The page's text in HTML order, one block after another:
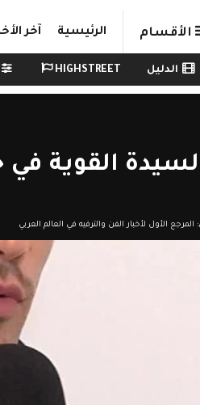
الأقسام الرئيسية آخر
Watch menu
الدليل HIGHSTREET
القوية في